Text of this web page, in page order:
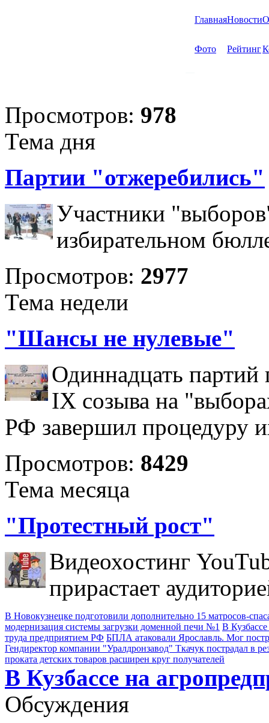
ГлавнаяНовости
Фото Рейтинг
Просмотров: 978
Тема дня
Партии "отжеребились"
Участники
избирательном
Просмотров: 2977
Тема недели
"Шансы не нулевые"
Одиннадцать партий
IX созыва на
РФ завершил процедуру
Просмотров: 8429
Тема месяца
"Протестный рост"
Видеохостинг
прирастает
В Новокузнецке подготовили дополнительно 15 матросов-
модернизация системы загрузки доменной печи №1 В
труда предприятием РФ БПЛА атаковали Ярославль. Мог
Гендиректор компании "Уралдронзавод" Ткачук пострадал в
проката детских товаров расширен круг получателей
В Кузбассе на
Обсуждения